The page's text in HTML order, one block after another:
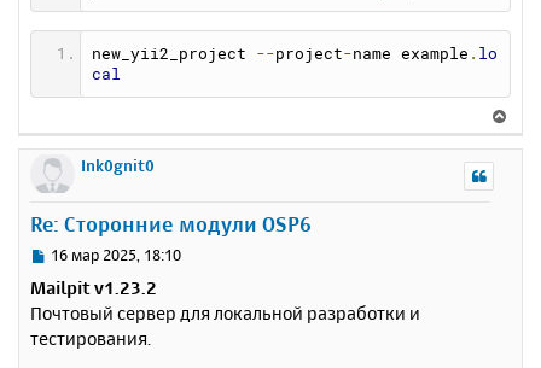
new_yii2_project --project-name example . lo
cal
е
Ink0gnit0
Re: Сторонние модули OSP6
С
о
б
щ
16 мар 2025, 18:10
Mailpit v1.23.2
Почтовый сервер для локальной разработки и
тестирования.